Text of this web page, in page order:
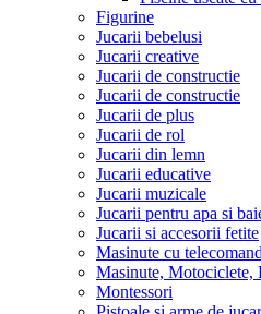
Figurine
Jucarii bebelusi
Jucarii creative
Jucarii de constructie
Jucarii de constructie
Jucarii de plus
Jucarii de rol
Jucarii din lemn
Jucarii educative
Jucarii muzicale
Jucarii pentru apa si
Jucarii si accesorii fetite
Masinute cu
Masinute, Motociclete,
Montessori